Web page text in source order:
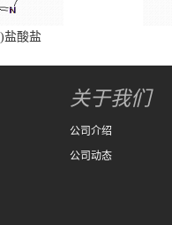
盐酸盐
关于我们
公司介绍
公司动态